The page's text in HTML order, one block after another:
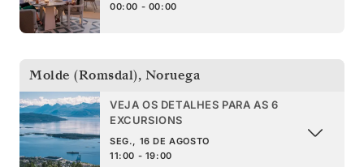
00:00 - 00:00
Molde (Romsdal), Noruega
VEJA OS DETALHES PARA AS 6
EXCURSIONS
SEG., 16 DE AGOSTO
11:00 - 19:00